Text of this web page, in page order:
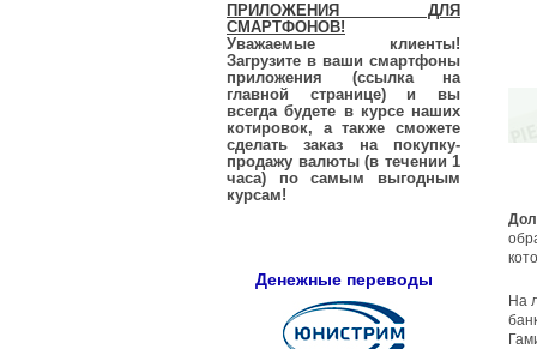
ПРИЛОЖЕНИЯ ДЛЯ
СМАРТФОНОВ!
Уважаемые клиенты!
Загрузите в ваши смартфоны
приложения (ссылка на
главной странице) и вы
всегда будете в курсе наших
котировок, а также сможете
сделать заказ на покупку-
продажу валюты (в течении 1
часа) по самым выгодным
курсам!
Денежные переводы
На